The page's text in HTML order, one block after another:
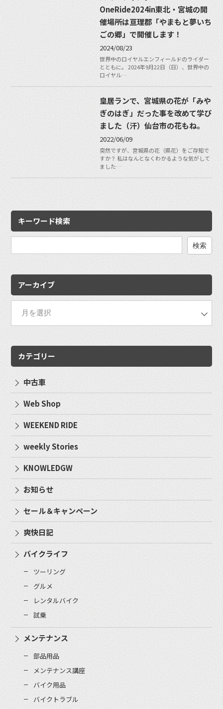
OneRide2024in東北・宮城の開
催場所は亘理郡「やまもと夢いち
ごの郷」で開催します！
2024/08/23
世界中のロイヤルエンフィールドのライダー
とともに。 2024年9月22日（日）、世界中の
ロイヤル…
皇居ランで、宮城県の花が「みや
ぎのはぎ」だった事を改めて学び
ました（汗）仙台市の花もね。
2022/06/09
突然ですが、宮城県の花（県花）をご存知で
すか？ 私はなんとなくわかるような気がして
ました…
キーワード検索
アーカイブ
カテゴリー
中古車
Web Shop
WEEKEND RIDE
weekly Stories
KNOWLEDGW
お知らせ
セール＆キャンペーン
爽快日記
バイクライフ
ツーリング
グルメ
レンタルバイク
試乗
メンテナンス
部品用品
メンテナンス講座
バイク用品
バイクトラブル